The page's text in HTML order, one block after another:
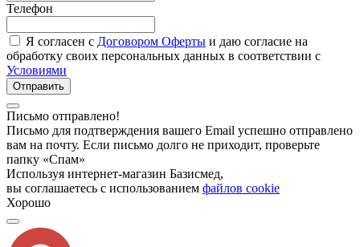
Телефон
Я согласен с Договором Оферты и даю согласие на
обработку своих персональных данных в соответствии с
Условиями
Отправить
Письмо отправлено!
Письмо для подтверждения вашего Email успешно отправлено
вам на почту. Если письмо долго не приходит, проверьте
папку «Спам»
Используя интернет-магазин Базисмед,
вы соглашаетесь с использованием файлов cookie
Хорошо